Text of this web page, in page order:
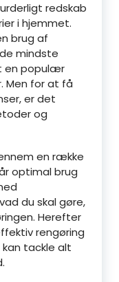
redskab
i hjemmet.
brug af
mindste
en populær
Men for at få
er det
og
en række
optimal brug
du skal gøre,
Herefter
rengøring
tackle alt